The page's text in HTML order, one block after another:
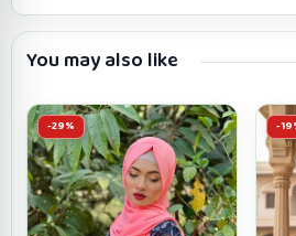
You may also like
-29% -